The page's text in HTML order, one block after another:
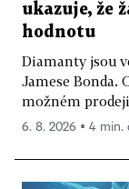
ukazuje, že
hodnotu
Diamanty jsou
Jamese Bonda.
možném
6. 8. 2026 ▪ 4 min.